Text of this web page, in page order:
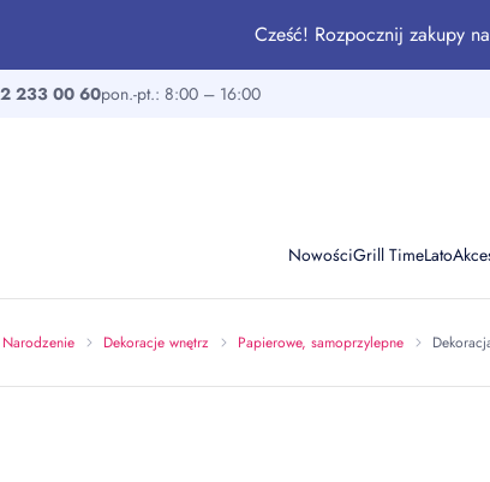
Cześć! Rozpocznij zakupy
233 00 60pon.-pt.: 8:00 – 16:00
NowościGrill TimeLato
Dekoracje wnętrz Papierowe, samoprzylepne